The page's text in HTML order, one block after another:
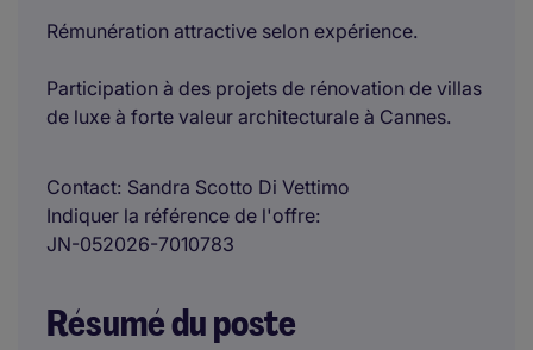
Rémunération attractive selon expérience.
Participation à des projets de rénovation de villas
de luxe à forte valeur architecturale à Cannes.
Contact Sandra Scotto Di Vettimo
Indiquer la référence de l'offre
JN-052026-7010783
Résumé du poste